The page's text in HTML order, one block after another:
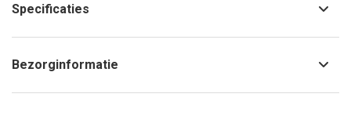
Specificaties
Bezorginformatie